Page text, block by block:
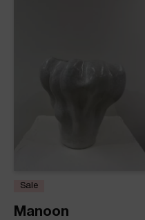
Sale
Manoon